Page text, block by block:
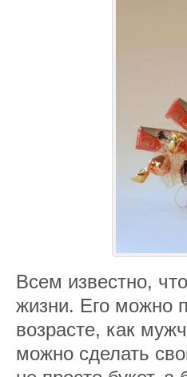
Всем известно,
жизни. Его можно
возрасте, как
можно сделать